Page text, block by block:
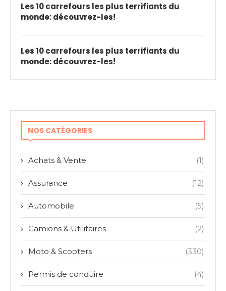
Les 10 carrefours les plus terrifiants du
monde: découvrez-les!
Les 10 carrefours les plus terrifiants du
monde: découvrez-les!
NOS CATÉGORIES
Achats & Vente (1)
Assurance (12)
Automobile (5)
Camions & Utilitaires (2)
Moto & Scooters (330)
Permis de conduire (4)